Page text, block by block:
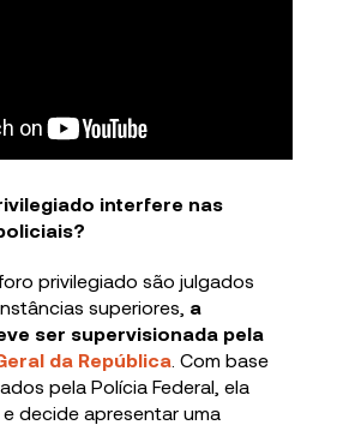
interfere nas
privilegiado são julgados
superiores, a
ser supervisionada pela
da República . Com base
pela Polícia Federal, ela
decide apresentar uma